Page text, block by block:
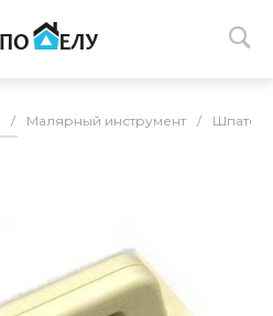
/ Малярный инструмент /